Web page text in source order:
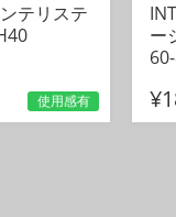
テリステ
使用感有
ー